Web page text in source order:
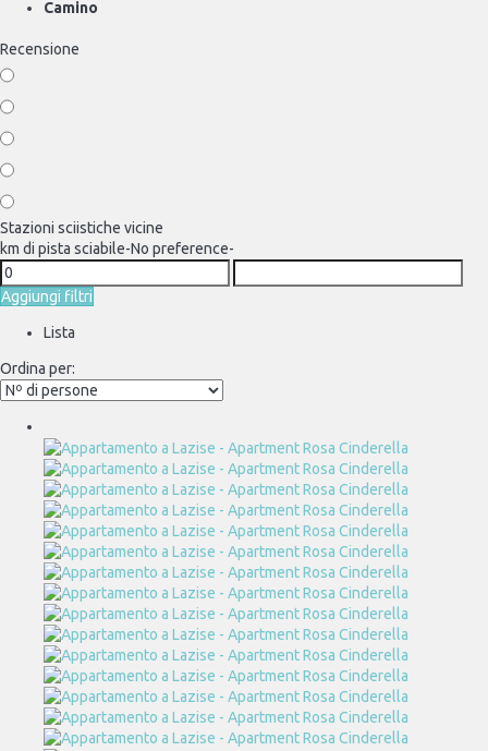
Camino
Recensione
Stazioni sciistiche vicine
km di pista sciabile-No preference-
Aggiungi filtri
Lista
Ordina per: